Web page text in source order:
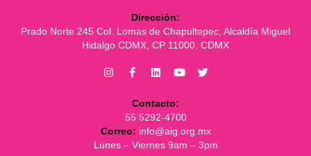
Dirección:
Prado Norte 245 Col. Lomas de Chapultepec, Alcaldía Miguel
Hidalgo CDMX, CP 11000. CDMX
Contacto:
55 5292-4700
Correo: info@aig.org.mx
Lunes – Viernes 9am – 3pm